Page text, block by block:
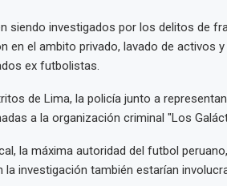
siendo investigados por los delitos de
en el ambito privado, lavado de activos
ex futbolistas.
de Lima, la policía junto a
a la organización criminal "Los
la máxima autoridad del futbol
la investigación también estarían